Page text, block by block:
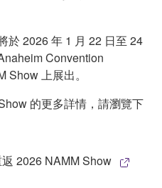
於 2026 年 1 月 22 日至 24
Convention
Show 上展出。
的更多詳情，請瀏覽下
2026 NAMM Show